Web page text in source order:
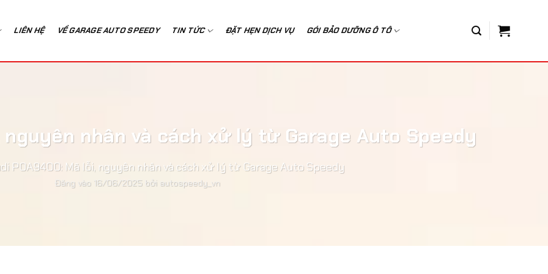
LIÊN HỆ VỀ GARAGE AUTO SPEEDY TIN TỨC ĐẶT HẸN DỊCH VỤ GÓI BẢO DƯỠNG Ô TÔ
nhân và cách xử lý từ Garage Auto Speedy
P0A9400: Mã lỗi, nguyên nhân và cách xử lý từ Garage Auto Speedy
Đăng vào 16/06/2025 bởi autospeedy_vn